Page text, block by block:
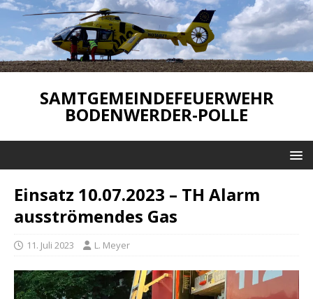
SAMTGEMEINDEFEUERWEHR
BODENWERDER-POLLE
Einsatz 10.07.2023 – TH Alarm
ausströmendes Gas
11. Juli 2023 L. Meyer